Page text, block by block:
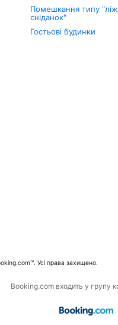
Помешкання типу
сніданок"
Гостьові будинки
Усі права захищено.
Booking.com входить у групу